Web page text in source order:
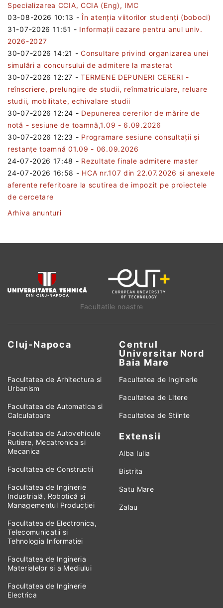
Specializarea CCIA, CCIA (Eng), IMC
03-08-2026 10:13 -În atenția viitorilor studenți (boboci)
31-07-2026 11:51 - Informații cazare pentru anul univ.
2026-2027
30-07-2026 14:21 -Consultare privind organizarea unei
simulări a concursului de admitere la masterat
30-07-2026 12:27 -TERMENE DEPUNERI CERERI -
reînscriere, prelungire de studii, reînmatriculare, reluare
studii, mobilitate, echivalare studii
30-07-2026 12:24 - Depunerea cererilor de mărire de
notă - sesiune de toamnă,1.09 - 6.09.2026
30-07-2026 12:23 - Programare sesiune consultații şi
restanțe toamnă 01.09 - 06.09.2026
24-07-2026 17:48 - Rezultate finale admitere master
24-07-2026 16:58 - HCA nr.107 din 22.07.2026 si anexele
aferente referitoare la scutirea de impozit pe proiectele
de cercetare
Arhiva anunturi
Facultatile noastre
Cluj-Napoca
Centrul
Universitar Nord
Baia Mare
Facultatea de Arhitectura si
Urbanism
Facultatea de Automatica si
Calculatoare
Facultatea de Autovehicule
Rutiere, Mecatronica si
Mecanica
Facultatea de Constructii
Facultatea de Inginerie
Industrială, Robotică și
Managementul Producției
Facultatea de Electronica,
Telecomunicatii si
Tehnologia Informatiei
Facultatea de Ingineria
Materialelor si a Mediului
Facultatea de Inginerie
Electrica
Facultatea de Inginerie
Facultatea de Litere
Facultatea de Stiinte
Extensii
Alba Iulia
Bistrita
Satu Mare
Zalau